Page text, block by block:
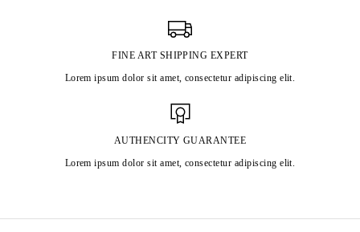
FINE ART SHIPPING EXPERT
Lorem ipsum dolor sit amet, consectetur adipiscing elit.
AUTHENCITY GUARANTEE
Lorem ipsum dolor sit amet, consectetur adipiscing elit.